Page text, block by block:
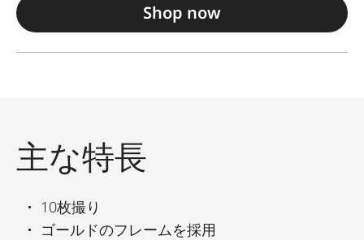
Shop now
主な特長
10枚撮り
ゴールドのフレームを採用